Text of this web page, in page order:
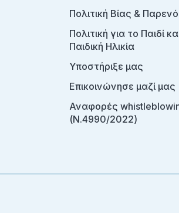
Πολιτική Βίας &
Πολιτική για το Παιδί
Παιδική Ηλικία
Υποστήριξε μας
Επικοινώνησε μαζί μας
Αναφορές
(Ν.4990/2022)